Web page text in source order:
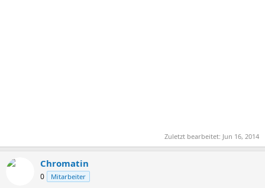
Zuletzt bearbeitet: Jun 16, 2014
Chromatin
0 Mitarbeiter